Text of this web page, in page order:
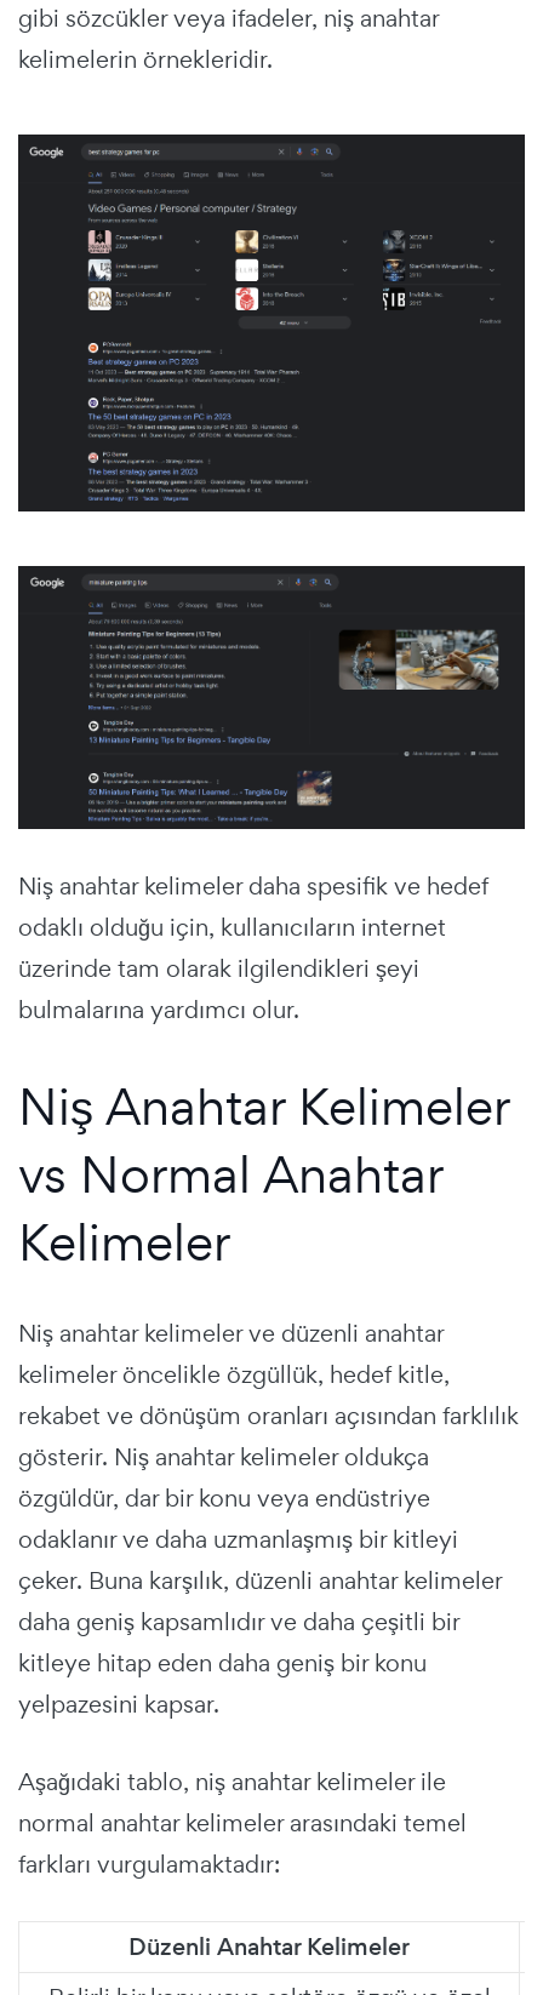
gibi sözcükler veya ifadeler, niş anahtar
kelimelerin örnekleridir.
Niş anahtar kelimeler daha spesifik ve hedef
odaklı olduğu için, kullanıcıların internet
üzerinde tam olarak ilgilendikleri şeyi
bulmalarına yardımcı olur.
Niş Anahtar Kelimeler
vs Normal Anahtar
Kelimeler
Niş anahtar kelimeler ve düzenli anahtar
kelimeler öncelikle özgüllük, hedef kitle,
rekabet ve dönüşüm oranları açısından farklılık
gösterir. Niş anahtar kelimeler oldukça
özgüldür, dar bir konu veya endüstriye
odaklanır ve daha uzmanlaşmış bir kitleyi
çeker. Buna karşılık, düzenli anahtar kelimeler
daha geniş kapsamlıdır ve daha çeşitli bir
kitleye hitap eden daha geniş bir konu
yelpazesini kapsar.
Aşağıdaki tablo, niş anahtar kelimeler ile
normal anahtar kelimeler arasındaki temel
farkları vurgulamaktadır:
Düzenli Anahtar Kelimeler